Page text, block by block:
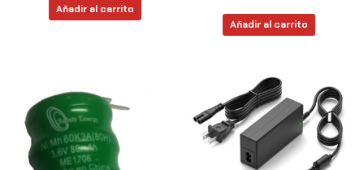
Añadir al carrito
Añadir al carrito